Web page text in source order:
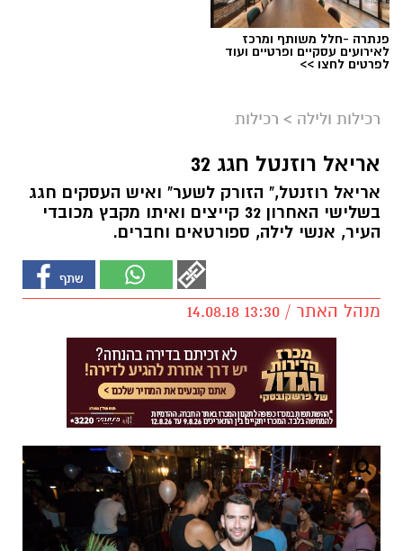
פנתרה -חלל משותף ומרכז
לאירועים עסקיים ופרטיים ועוד
לפרטים לחצו >>
רכילות ולילה > רכילות
אריאל רוזנטל חגג 32
אריאל רוזנטל," הזורק לשער" ואיש העסקים חגג
בשלישי האחרון 32 קייצים ואיתו מקבץ מכובדי
העיר, אנשי לילה, ספורטאים וחברים.
מנהל האתר / 13:30 14.08.18